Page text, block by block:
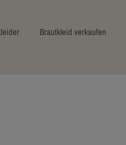
Brautkleid verkaufen